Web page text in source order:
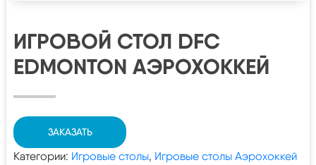
ИГРОВОЙ СТОЛ DFC
EDMONTON АЭРОХОККЕЙ
ЗАКАЗАТЬ
Категории: Игровые столы, Игровые столы Аэрохоккей